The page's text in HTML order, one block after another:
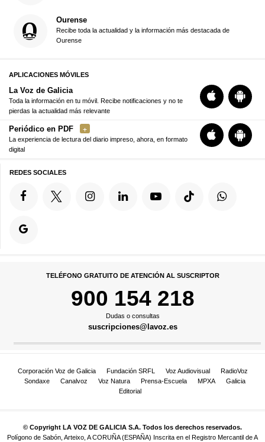
Ourense
Recibe toda la actualidad y la información más destacada de
Ourense
APLICACIONES MÓVILES
La Voz de Galicia
Toda la información en tu móvil. Recibe notificaciones y no te
pierdas la actualidad más relevante
Periódico en PDF
La experiencia de lectura del diario impreso, ahora, en formato
digital
REDES SOCIALES
TELÉFONO GRATUITO DE ATENCIÓN AL SUSCRIPTOR
900 154 218
Dudas o consultas
suscripciones@lavoz.es
Corporación Voz de Galicia Fundación SRFL Voz Audiovisual
RadioVoz
Sondaxe
Canalvoz Voz Natura Prensa-Escuela MPXA
Galicia
Editorial
© Copyright LA VOZ DE GALICIA S.A. Todos los derechos reservados.
Polígono de Sabón, Arteixo, A CORUÑA (ESPAÑA) Inscrita en el Registro Mercantil de A